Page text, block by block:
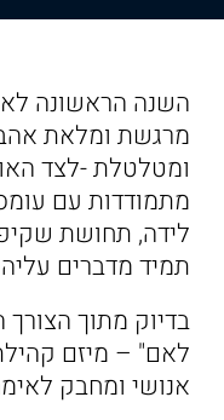
השנה הראשונה
מרגשת ומלאת
ומטלטלת -לצד
מתמודדות עם
לידה, תחושת
תמיד מדברים
בדיוק מתוך
לאם" – מיזם
אנושי ומחבק